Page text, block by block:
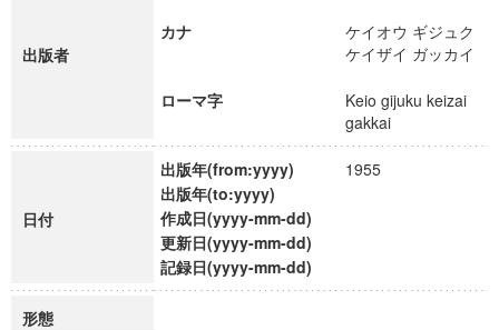
出版者
カナ
ケイオウ ギジュク
ケイザイ ガッカイ
ローマ字
Keio gijuku keizai
gakkai
日付
出版年(from:yyyy)
1955
出版年(to:yyyy)
作成日(yyyy-mm-dd)
更新日(yyyy-mm-dd)
記録日(yyyy-mm-dd)
形態